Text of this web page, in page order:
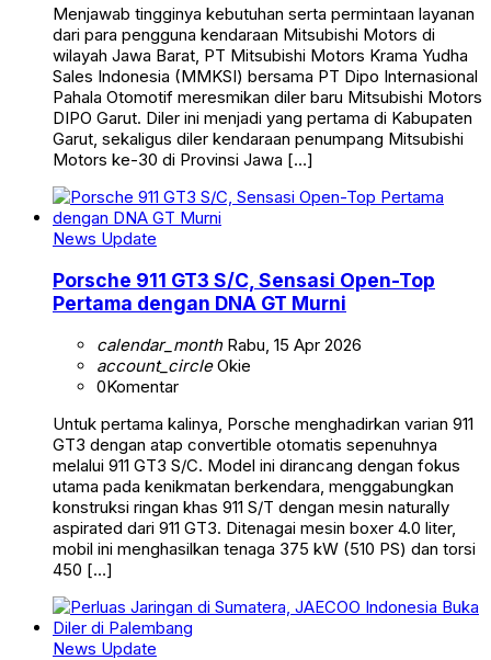
Menjawab tingginya kebutuhan serta permintaan layanan
dari para pengguna kendaraan Mitsubishi Motors di
wilayah Jawa Barat, PT Mitsubishi Motors Krama Yudha
Sales Indonesia (MMKSI) bersama PT Dipo Internasional
Pahala Otomotif meresmikan diler baru Mitsubishi Motors
DIPO Garut. Diler ini menjadi yang pertama di Kabupaten
Garut, sekaligus diler kendaraan penumpang Mitsubishi
Motors ke-30 di Provinsi Jawa […]
News Update
Porsche 911 GT3 S/C, Sensasi Open-Top
Pertama dengan DNA GT Murni
calendar_monthRabu, 15 Apr 2026
account_circleOkie
0Komentar
Untuk pertama kalinya, Porsche menghadirkan varian 911
GT3 dengan atap convertible otomatis sepenuhnya
melalui 911 GT3 S/C. Model ini dirancang dengan fokus
utama pada kenikmatan berkendara, menggabungkan
konstruksi ringan khas 911 S/T dengan mesin naturally
aspirated dari 911 GT3. Ditenagai mesin boxer 4.0 liter,
mobil ini menghasilkan tenaga 375 kW (510 PS) dan torsi
450 […]
News Update